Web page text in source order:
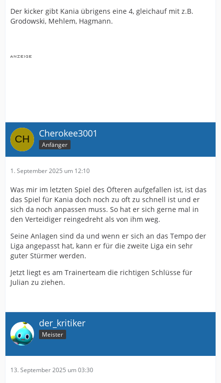
Der kicker gibt Kania übrigens eine 4, gleichauf mit z.B.
Grodowski, Mehlem, Hagmann.
Cherokee3001
Anfänger
1. September 2025 um 12:10
Was mir im letzten Spiel des Öfteren aufgefallen ist, ist das
das Spiel für Kania doch noch zu oft zu schnell ist und er
sich da noch anpassen muss. So hat er sich gerne mal in
den Verteidiger reingedreht als von ihm weg.
Seine Anlagen sind da und wenn er sich an das Tempo der
Liga angepasst hat, kann er für die zweite Liga ein sehr
guter Stürmer werden.
Jetzt liegt es am Trainerteam die richtigen Schlüsse für
Julian zu ziehen.
der_kritiker
Meister
13. September 2025 um 03:30